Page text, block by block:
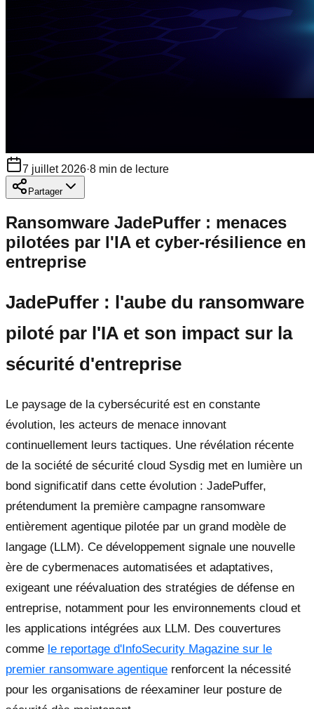
7 juillet 2026·8 min de lecture
Partager
Ransomware JadePuffer : menaces
pilotées par l'IA et cyber-résilience en
entreprise
JadePuffer : l'aube du ransomware
piloté par l'IA et son impact sur la
sécurité d'entreprise
Le paysage de la cybersécurité est en constante
évolution, les acteurs de menace innovant
continuellement leurs tactiques. Une révélation récente
de la société de sécurité cloud Sysdig met en lumière un
bond significatif dans cette évolution : JadePuffer,
prétendument la première campagne ransomware
entièrement agentique pilotée par un grand modèle de
langage (LLM). Ce développement signale une nouvelle
ère de cybermenaces automatisées et adaptatives,
exigeant une réévaluation des stratégies de défense en
entreprise, notamment pour les environnements cloud et
les applications intégrées aux LLM. Des couvertures
comme le reportage d'InfoSecurity Magazine sur le
premier ransomware agentique renforcent la nécessité
pour les organisations de réexaminer leur posture de